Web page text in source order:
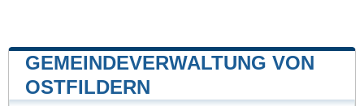
GEMEINDEVERWALTUNG VON
OSTFILDERN